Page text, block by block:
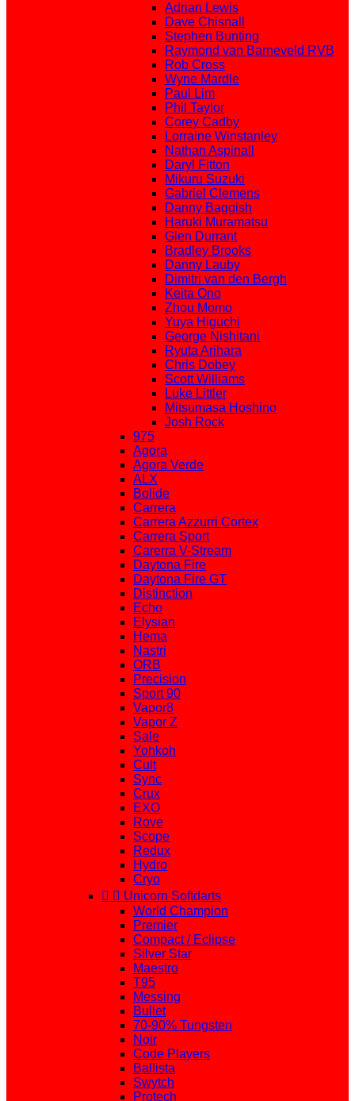
Adrian Lewis
Dave Chisnall
Stephen Bunting
Raymond van Barneveld RVB
Rob Cross
Wyne Mardle
Paul Lim
Phil Taylor
Corey Cadby
Lorraine Winstanley
Nathan Aspinall
Daryl Fitton
Mikuru Suzuki
Gabriel Clemens
Danny Baggish
Haruki Muramatsu
Glen Durrant
Bradley Brooks
Danny Lauby
Dimitri van den Bergh
Keita Ono
Zhou Momo
Yuya Higuchi
George Nishitani
Ryuta Arihara
Chris Dobey
Scott Williams
Luke Littler
Mitsumasa Hoshino
Josh Rock
975
Agora
Agora Verde
ALX
Bolide
Carrera
Carrera Azzurri Cortex
Carrera Sport
Carerra V-Stream
Daytona Fire
Daytona Fire GT
Distinction
Echo
Elysian
Hema
Nastri
ORB
Precision
Sport 90
Vapor8
Vapor Z
Sale
Yohkoh
Cult
Sync
Crux
EXO
Rove
Scope
Redux
Hydro
Cryo
  Unicorn Softdarts
World Champion
Premier
Compact / Eclipse
Silver Star
Maestro
T95
Messing
Bullet
70-90% Tungsten
Noir
Code Players
Ballista
Swytch
Protech